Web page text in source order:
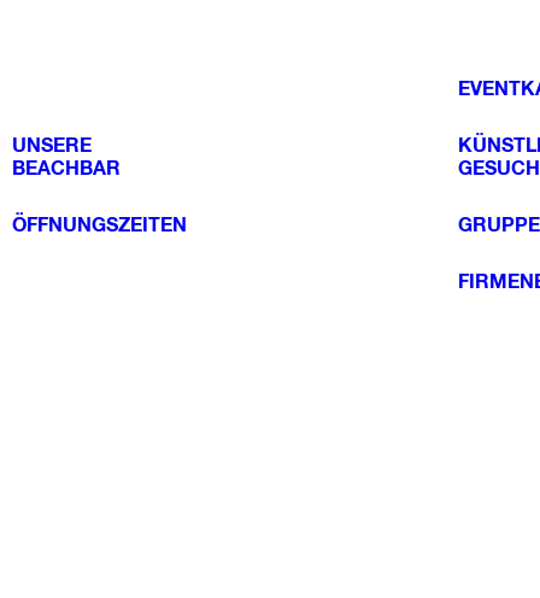
UNSERE
BEACHBAR
ÖFFNUNGSZEITEN